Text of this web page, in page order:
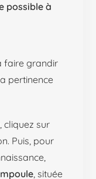
possible à
faire grandir
pertinence
cliquez sur
Puis, pour
, située